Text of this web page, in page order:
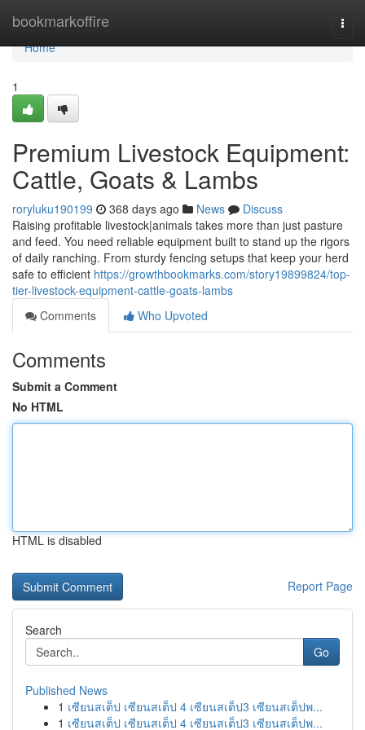
bookmarkoffire
Home
Home
1
Premium Livestock Equipment:
Cattle, Goats & Lambs
roryluku190199 368 days ago News
Discuss
Raising profitable livestock|animals takes more than just pasture
and feed. You need reliable equipment built to stand up the rigors
of daily ranching. From sturdy fencing setups that keep your herd
safe to efficient https://growthbookmarks.com/story19899824/top-
tier-livestock-equipment-cattle-goats-lambs
Comments
Who Upvoted
Comments
Submit a Comment
No HTML
HTML is disabled
Report Page
Search
Go
Published News
1 เซียนสเต็ป เซียนสเต็ป 4 เซียนสเต็ป3 เซียนสเต็ปพ...
1 เซียนสเต็ป เซียนสเต็ป 4 เซียนสเต็ป3 เซียนสเต็ปพ...